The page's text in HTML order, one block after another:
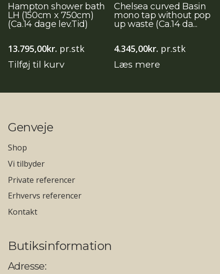
Hampton shower bath
LH (150cm x 750cm)
(Ca.14 dage lev.Tid)
13.795,00kr. pr.stk
Tilføj til kurv
Chelsea curved Basin
mono tap without pop
up waste (Ca.14 da...
4.345,00kr. pr.stk
Læs mere
Genveje
Shop
Vi tilbyder
Private referencer
Erhvervs referencer
Kontakt
Butiksinformation
Adresse: